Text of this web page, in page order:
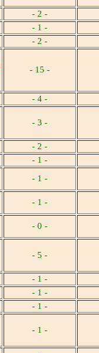
- 2 -
- 1 -
- 2 -
- 15 -
- 4 -
- 3 -
- 2 -
- 1 -
- 1 -
- 1 -
- 0 -
- 5 -
- 1 -
- 1 -
- 1 -
- 1 -